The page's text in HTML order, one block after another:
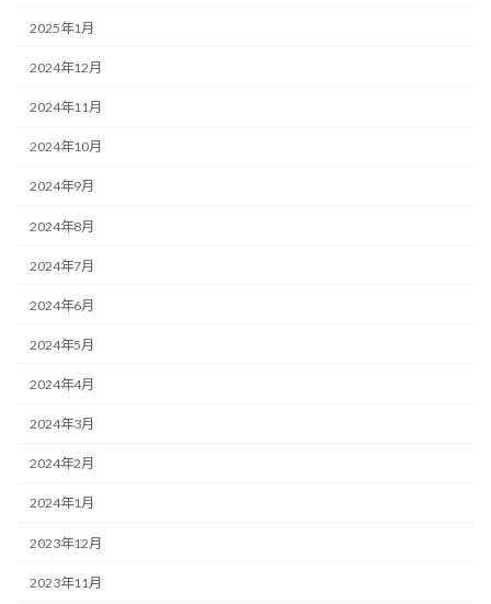
2025年1月
2024年12月
2024年11月
2024年10月
2024年9月
2024年8月
2024年7月
2024年6月
2024年5月
2024年4月
2024年3月
2024年2月
2024年1月
2023年12月
2023年11月